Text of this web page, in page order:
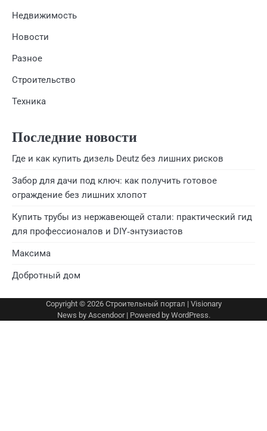
Недвижимость
Новости
Разное
Строительство
Техника
Последние новости
Где и как купить дизель Deutz без лишних рисков
Забор для дачи под ключ: как получить готовое
ограждение без лишних хлопот
Купить трубы из нержавеющей стали: практический гид
для профессионалов и DIY‑энтузиастов
Максима
Добротный дом
Copyright © 2026 Строительный портал | Visionary
News by Ascendoor| Powered by WordPress.